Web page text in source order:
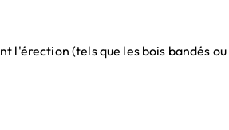
l'érection (tels que les bois bandés